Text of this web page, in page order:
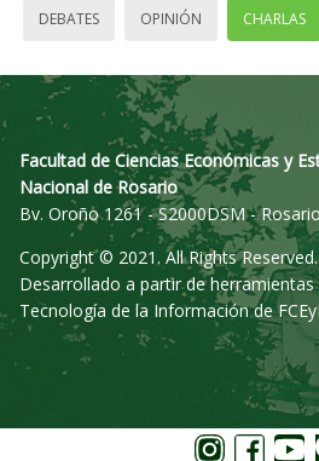
DEBATES OPINIÓN CHARLAS
Facultad de Ciencias Económicas y
Nacional de Rosario
Bv. Oroño 1261 - S2000DSM - Rosario
Copyright © 2021. All Rights Reserved.
Desarrollado a partir de
Tecnología de la Información de